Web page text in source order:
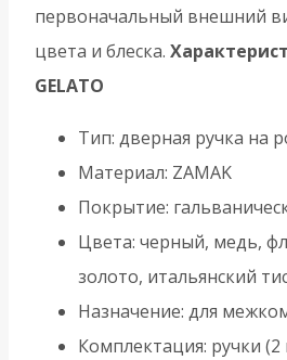
первоначальный внешний
цвета и блеска.
GELATO
Тип: дверная ручка на
Материал: ZAMAK
Покрытие:
Цвета: черный, медь,
золото, итальянский
Назначение: для
Комплектация: ручки